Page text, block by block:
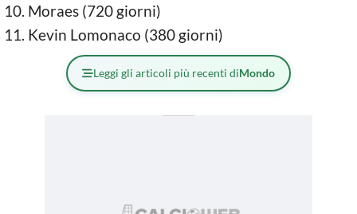
Moraes (720 giorni)
Kevin Lomonaco (380 giorni)
Leggi gli articoli più recenti diMondo